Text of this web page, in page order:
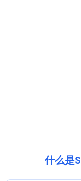
什么是